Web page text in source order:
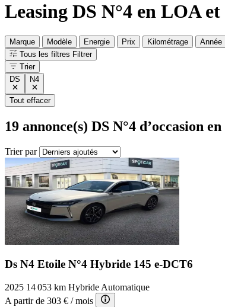
Leasing DS N°4 en LOA
Marque Modèle Energie Prix Kilométrage Année
Tous les filtres Filtrer
Trier
DS
N4
Tout effacer
19 annonce(s) DS N°4 d’occasion
Trier par
Ds N4 Etoile N°4 Hybride 145 e-DCT6
2025 14 053 km Hybride Automatique
A partir de 303 € / mois